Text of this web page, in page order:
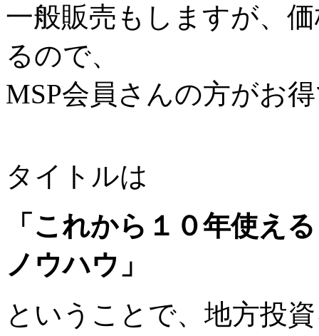
一般販売もしますが、
るので、
MSP会員さんの方がお
タイトルは
「これから１０年使え
ノウハウ」
ということで、地方投